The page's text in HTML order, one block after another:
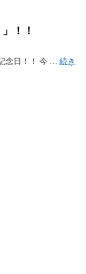
！！
念日！！ 今 … 続き